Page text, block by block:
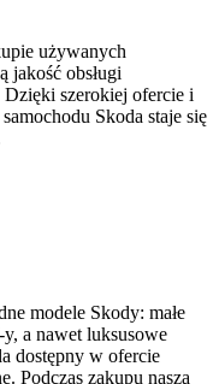
używanych
jakość obsługi
Dzięki szerokiej ofercie i
Skoda staje się
modele Skody: małe
a nawet luksusowe
dostępny w ofercie
Podczas zakupu nasza